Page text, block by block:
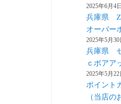
2025年6月4日
兵庫県 Z
オーバー
2025年5月30
兵庫県
ｃボアア
2025年5月22
ポイント
（当店の